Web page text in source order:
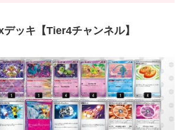
デッキ【Tier4チャンネル】